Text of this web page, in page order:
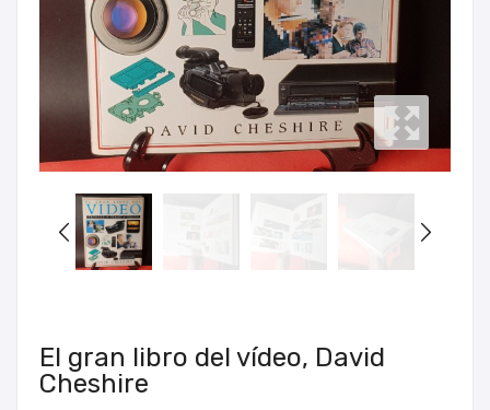
El gran libro del vídeo, David
Cheshire